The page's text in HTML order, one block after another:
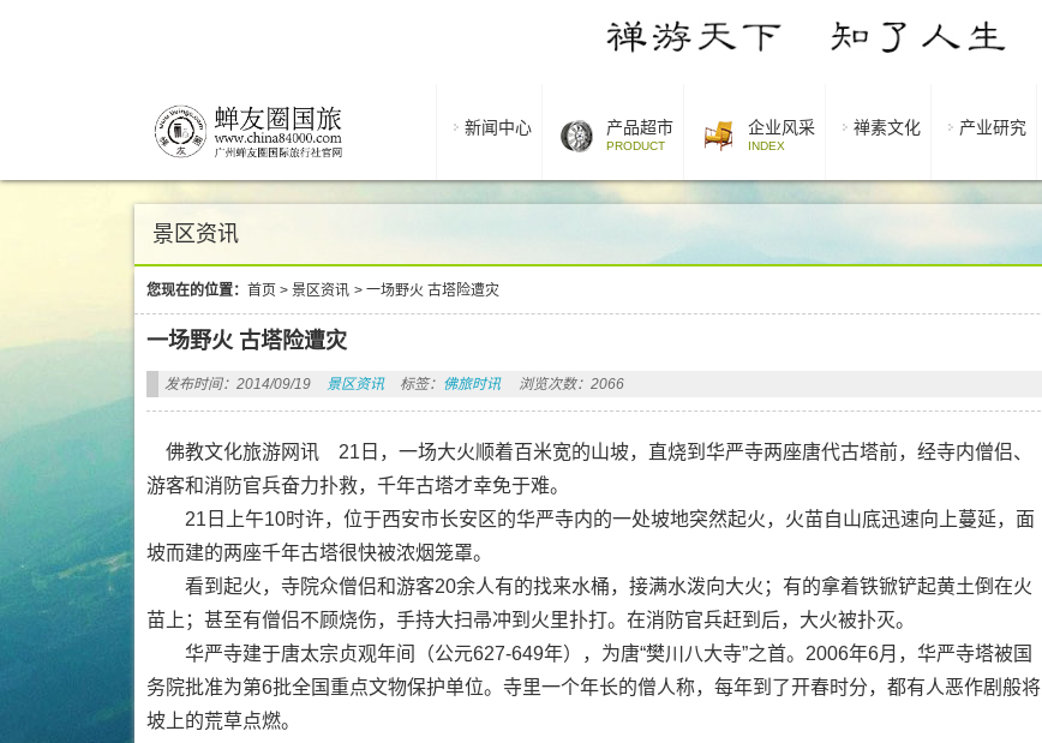
新闻中心 产品超市
PRODUCT
企业风采
INDEX
禅素文化 产业研究
景区资讯
您现在的位置： 首页 > 景区资讯 > 一场野火 古塔险遭灾
一场野火 古塔险遭灾
发布时间：2014/09/19 景区资讯 标签： 佛旅时讯 浏览次数：2066
佛教文化旅游网讯 21日，一场大火顺着百米宽的山坡，直烧到华严寺两座唐代古塔前，经寺内僧侣、
游客和消防官兵奋力扑救，千年古塔才幸免于难。
21日上午10时许，位于西安市长安区的华严寺内的一处坡地突然起火，火苗自山底迅速向上蔓延，面
坡而建的两座千年古塔很快被浓烟笼罩。
看到起火，寺院众僧侣和游客20余人有的找来水桶，接满水泼向大火；有的拿着铁锨铲起黄土倒在火
苗上；甚至有僧侣不顾烧伤，手持大扫帚冲到火里扑打。在消防官兵赶到后，大火被扑灭。
华严寺建于唐太宗贞观年间（公元627-649年），为唐“樊川八大寺”之首。2006年6月，华严寺塔被国
务院批准为第6批全国重点文物保护单位。寺里一个年长的僧人称，每年到了开春时分，都有人恶作剧般将
坡上的荒草点燃。